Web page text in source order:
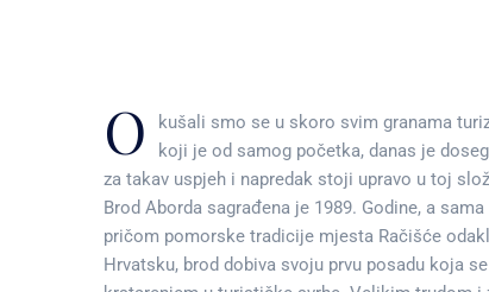
O
kušali smo se u skoro svim granama
koji je od samog početka, danas je
za takav uspjeh i napredak stoji upravo u toj
Brod Aborda sagrađena je 1989. Godine, a
pričom pomorske tradicije mjesta Račišće
Hrvatsku, brod dobiva svoju prvu posadu koja